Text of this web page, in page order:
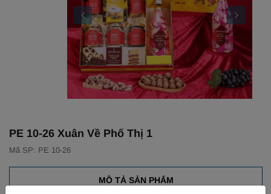
PE 10-26 Xuân Về Phố Thị 1
Mã SP: PE 10-26
MÔ TẢ SẢN PHẨM